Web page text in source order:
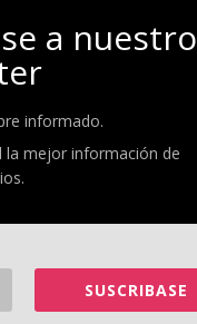
a nuestro
informado.
la mejor información de
SUSCRIBASE